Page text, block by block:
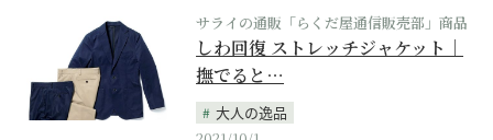
サライの通販「らくだ屋通信販売部」商品
しわ回復 ストレッチジャケット｜
撫でると…
大人の逸品